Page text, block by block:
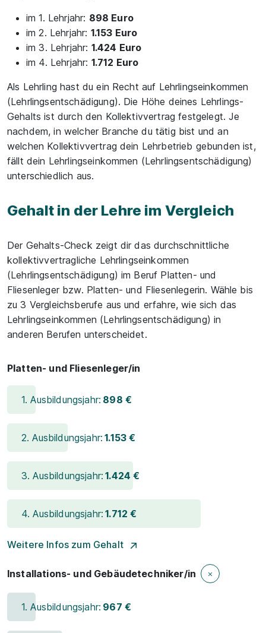
im 1. Lehrjahr: 898 Euro
im 2. Lehrjahr: 1.153 Euro
im 3. Lehrjahr: 1.424 Euro
im 4. Lehrjahr: 1.712 Euro
Als Lehrling hast du ein Recht auf Lehrlingseinkommen
(Lehrlingsentschädigung). Die Höhe deines Lehrlings-
Gehalts ist durch den Kollektivvertrag festgelegt. Je
nachdem, in welcher Branche du tätig bist und an
welchen Kollektivvertrag dein Lehrbetrieb gebunden ist,
fällt dein Lehrlingseinkommen (Lehrlingsentschädigung)
unterschiedlich aus.
Gehalt in der Lehre im Vergleich
Der Gehalts-Check zeigt dir das durchschnittliche
kollektivvertragliche Lehrlingseinkommen
(Lehrlingsentschädigung) im Beruf Platten- und
Fliesenleger bzw. Platten- und Fliesenlegerin. Wähle bis
zu 3 Vergleichsberufe aus und erfahre, wie sich das
Lehrlingseinkommen (Lehrlingsentschädigung) in
anderen Berufen unterscheidet.
Platten- und Fliesenleger/in
1. Ausbildungsjahr: 898 €
2. Ausbildungsjahr: 1.153 €
3. Ausbildungsjahr: 1.424 €
4. Ausbildungsjahr: 1.712 €
Weitere Infos zum Gehalt
Installations- und Gebäudetechniker/in
1. Ausbildungsjahr: 967 €